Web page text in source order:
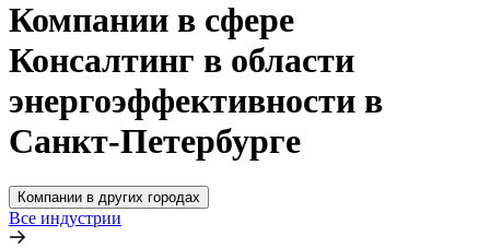
Компании в сфере
Консалтинг в области
энергоэффективности в
Санкт-Петербурге
Компании в других городах
Все индустрии